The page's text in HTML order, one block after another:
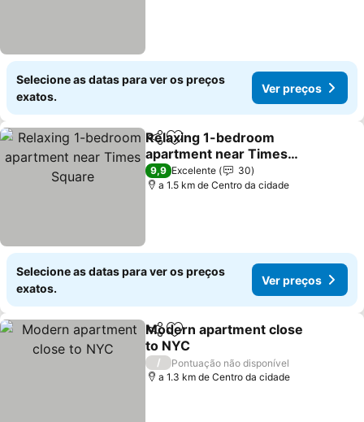
Selecione as datas para ver os preços
exatos.
Ver preços
PartilharAdicionar aos favoritos
Relaxing 1-bedroom
apartment near Times
Square
Ver preços
9,9 Excelente
30
a 1.5 km de Centro da cidade
Selecione as datas para ver os preços
exatos.
Ver preços
PartilharAdicionar aos favoritos
Modern apartment close
to NYC
Ver preços
/
Pontuação não disponível
a 1.3 km de Centro da cidade